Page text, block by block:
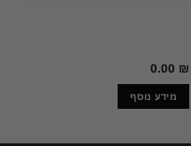
0.00 ₪
מידע נוסף